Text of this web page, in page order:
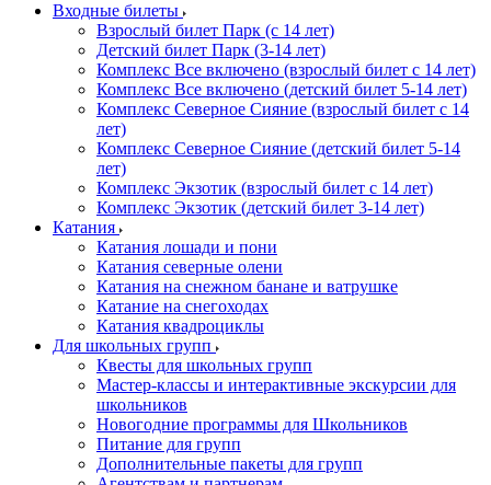
Входные билеты
Взрослый билет Парк (с 14 лет)
Детский билет Парк (3-14 лет)
Комплекс Все включено (взрослый билет с 14 лет)
Комплекс Все включено (детский билет 5-14 лет)
Комплекс Северное Сияние (взрослый билет с 14
лет)
Комплекс Северное Сияние (детский билет 5-14
лет)
Комплекс Экзотик (взрослый билет с 14 лет)
Комплекс Экзотик (детский билет 3-14 лет)
Катания
Катания лошади и пони
Катания северные олени
Катания на снежном банане и ватрушке
Катание на снегоходах
Катания квадроциклы
Для школьных групп
Квесты для школьных групп
Мастер-классы и интерактивные экскурсии для
школьников
Новогодние программы для Школьников
Питание для групп
Дополнительные пакеты для групп